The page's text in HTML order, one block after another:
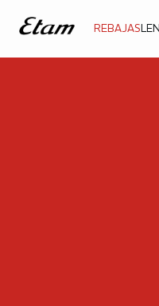
REBAJAS